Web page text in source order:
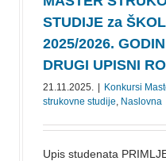
STUDIJE za
2025/2026.
DRUGI UPISNI
21.11.2025.
Konkursi
strukovne studije, Naslovna
Upis studenata